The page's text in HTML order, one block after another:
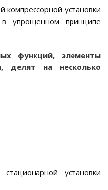
установки
в упрощенном принципе
функций, элементы
делят на несколько
установки